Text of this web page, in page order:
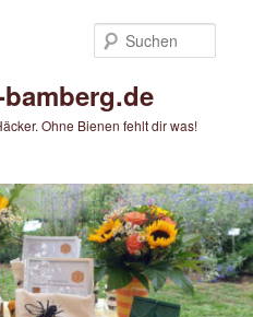
Ohne Bienen fehlt dir was!